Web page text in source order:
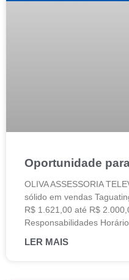
Oportunidade
OLIVA ASSESSORIA
sólido em vendas
R$ 1.621,00 até R$
Responsabilidades
LER MAIS